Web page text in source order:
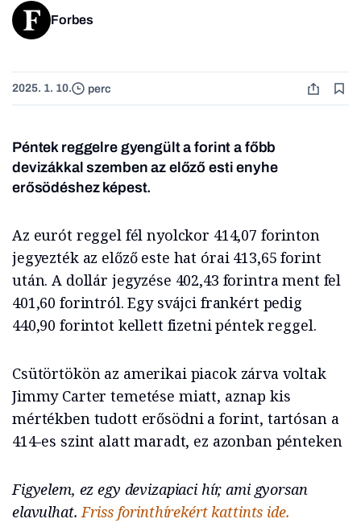
Forbes
2025. 1. 10. perc
Péntek reggelre gyengült a forint a főbb
devizákkal szemben az előző esti enyhe
erősödéshez képest.
Az eurót reggel fél nyolckor 414,07 forinton
jegyezték az előző este hat órai 413,65 forint
után. A dollár jegyzése 402,43 forintra ment fel
401,60 forintról. Egy svájci frankért pedig
440,90 forintot kellett fizetni péntek reggel.
Csütörtökön az amerikai piacok zárva voltak
Jimmy Carter temetése miatt, aznap kis
mértékben tudott erősödni a forint, tartósan a
414-es szint alatt maradt, ez azonban pénteken
Figyelem, ez egy devizapiaci hír, ami gyorsan
elavulhat.Friss forinthírekért kattints ide.